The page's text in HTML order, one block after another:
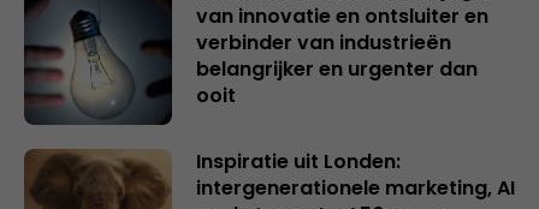
van innovatie en ontsluiter en
verbinder van industrieën
belangrijker en urgenter dan
ooit
Inspiratie uit Londen:
intergenerationele marketing, AI